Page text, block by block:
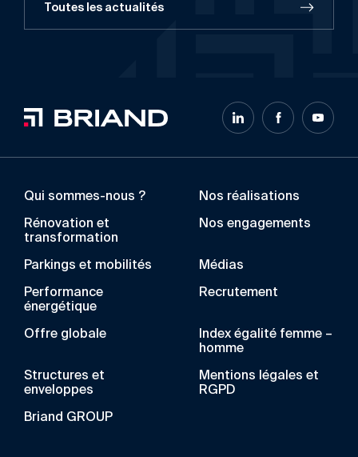
Toutes les actualités
Qui sommes-nous ? Nos réalisations
Rénovation et
transformation
Nos engagements
Parkings et mobilités Médias
Performance
énergétique
Recrutement
Offre globale
Index égalité femme –
homme
Structures et
enveloppes
Mentions légales et
RGPD
Briand GROUP